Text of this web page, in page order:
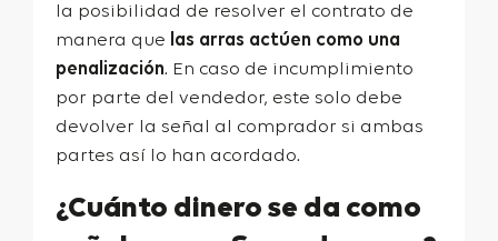
la posibilidad de resolver el contrato de
manera que las arras actúen como una
penalización. En caso de incumplimiento
por parte del vendedor, este solo debe
devolver la señal al comprador si ambas
partes así lo han acordado.
¿Cuánto dinero se da como